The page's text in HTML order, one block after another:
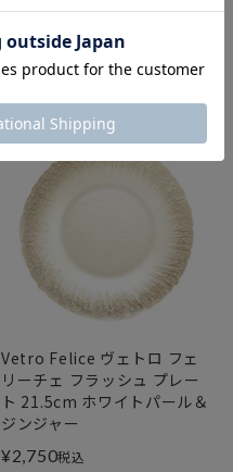
リーチェ フラッシュ プレー
ト 28cm クリア＆ゴールド
¥3,850税込
Vetro Felice ヴェトロ フェ
リーチェ フラッシュ プレー
ト 21.5cm ホワイトパール＆
ジンジャー
¥2,750税込